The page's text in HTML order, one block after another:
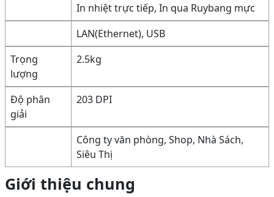
In nhiệt trực tiếp, In qua Ruybang mực
LAN(Ethernet), USB
Trọng
lượng
2.5kg
Độ phân
giải
203 DPI
Công ty văn phòng, Shop, Nhà Sách,
Siêu Thị
Giới thiệu chung